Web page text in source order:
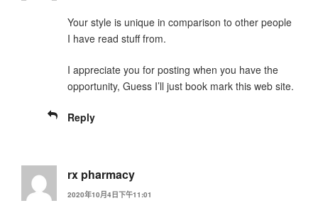
Your style is unique in comparison to other people
I have read stuff from.
I appreciate you for posting when you have the
opportunity, Guess I’ll just book mark this web site.
Reply
rx pharmacy
2020年10月4日下午11:01